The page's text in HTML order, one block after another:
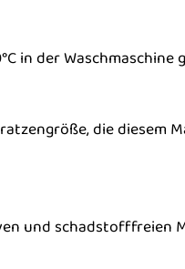
in der Waschmaschine
die diesem
und schadstofffreien